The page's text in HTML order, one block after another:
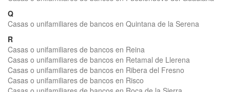
Q
Casas o unifamiliares de bancos en Quintana de la Serena
R
Casas o unifamiliares de bancos en Reina
Casas o unifamiliares de bancos en Retamal de Llerena
Casas o unifamiliares de bancos en Ribera del Fresno
Casas o unifamiliares de bancos en Risco